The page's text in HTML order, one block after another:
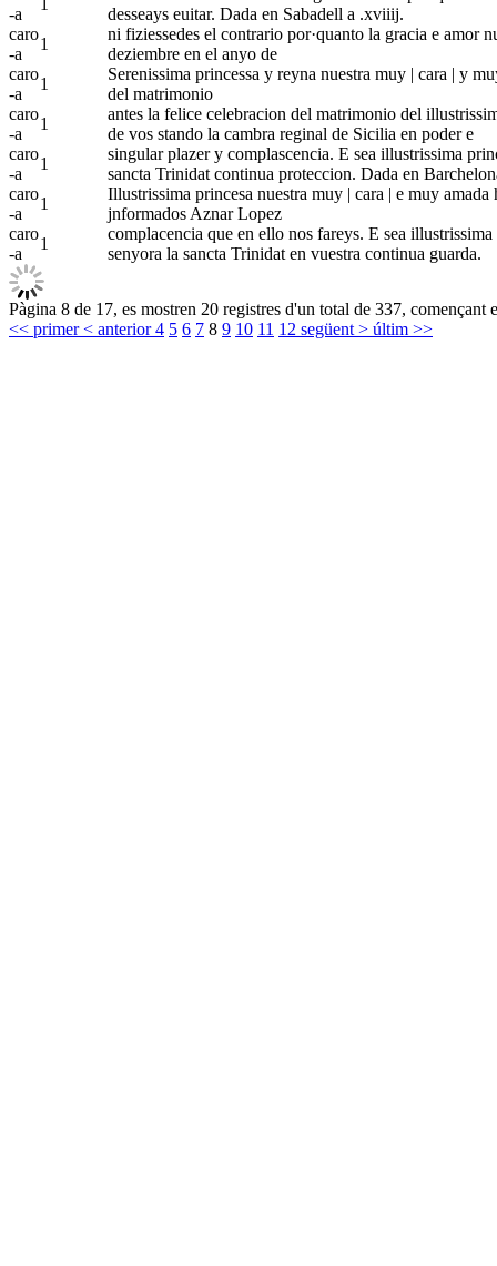
-a
desseays euitar. Dada en Sabadell a .xviiij.
caro
-a
1
ni fiziessedes el contrario por·quanto la gracia e amor
deziembre en el anyo de
caro
-a
1
Serenissima princessa y reyna nuestra muy | cara | y
del matrimonio
caro
-a
1
antes la felice celebracion del matrimonio del
de vos stando la cambra reginal de Sicilia en poder e
caro
-a
1
singular plazer y complascencia. E sea illustrissima
sancta Trinidat continua proteccion. Dada en
caro
-a
1
Illustrissima princesa nuestra muy | cara | e muy
jnformados Aznar Lopez
caro
-a
1
complacencia que en ello nos fareys. E sea
senyora la sancta Trinidat en vuestra continua guarda.
Pàgina 8 de 17, es mostren 20 registres d'un total de 337, començant
<< primer< anterior4 5 6 7 8 9 10 11 12 següent > últim >>